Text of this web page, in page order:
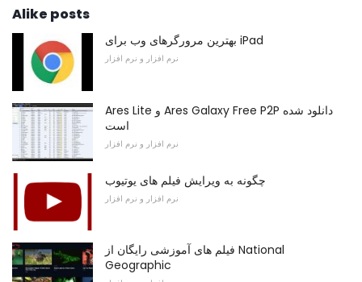
Alike posts
بهترین مرورگرهای وب برای iPad
نرم افزار و نرم افزار
Ares Lite و Ares Galaxy Free P2P دانلود شده
است
نرم افزار و نرم افزار
چگونه به ویرایش فیلم های یوتیوب
نرم افزار و نرم افزار
فیلم های آموزشی رایگان از National
Geographic